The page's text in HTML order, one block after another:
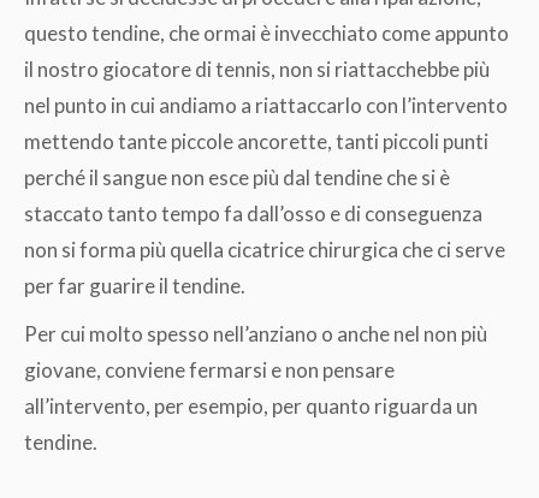
questo tendine, che ormai è invecchiato come appunto
il nostro giocatore di tennis, non si riattacchebbe più
nel punto in cui andiamo a riattaccarlo con l’intervento
mettendo tante piccole ancorette, tanti piccoli punti
perché il sangue non esce più dal tendine che si è
staccato tanto tempo fa dall’osso e di conseguenza
non si forma più quella cicatrice chirurgica che ci serve
per far guarire il tendine.
Per cui molto spesso nell’anziano o anche nel non più
giovane, conviene fermarsi e non pensare
all’intervento, per esempio, per quanto riguarda un
tendine.